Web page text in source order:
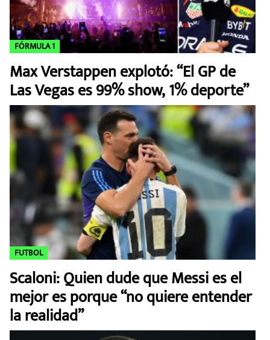
FÓRMULA 1
Max Verstappen explotó: “El GP de
Las Vegas es 99% show, 1% deporte”
FUTBOL
Scaloni: Quien dude que Messi es el
mejor es porque “no quiere entender
la realidad”